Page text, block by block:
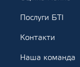
Послуги БТІ
Контакти
Наша команда